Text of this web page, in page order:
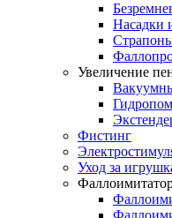
Насадки
Увеличение
Фистинг
Уход за